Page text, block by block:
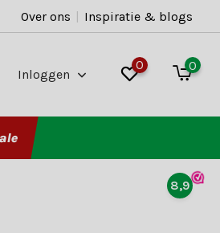
Over ons | Inspiratie & blogs
Inloggen
0 0
8,9